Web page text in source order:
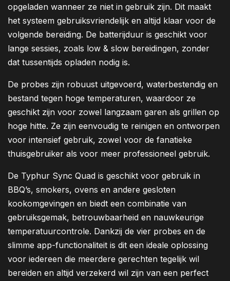
opgeladen wanneer ze niet in gebruik zijn. Dit maakt
het systeem gebruiksvriendelijk en altijd klaar voor de
volgende bereiding. De batterijduur is geschikt voor
lange sessies, zoals low & slow bereidingen, zonder
dat tussentijds opladen nodig is.
De probes zijn robuust uitgevoerd, waterbestendig en
bestand tegen hoge temperaturen, waardoor ze
geschikt zijn voor zowel langzaam garen als grillen op
hoge hitte. Ze zijn eenvoudig te reinigen en ontworpen
voor intensief gebruik, zowel voor de fanatieke
thuisgebruiker als voor meer professioneel gebruik.
De Typhur Sync Quad is geschikt voor gebruik in
BBQ’s, smokers, ovens en andere gesloten
kookomgevingen en biedt een combinatie van
gebruiksgemak, betrouwbaarheid en nauwkeurige
temperatuurcontrole. Dankzij de vier probes en de
slimme app-functionaliteit is dit een ideale oplossing
voor iedereen die meerdere gerechten tegelijk wil
bereiden en altijd verzekerd wil zijn van een perfect